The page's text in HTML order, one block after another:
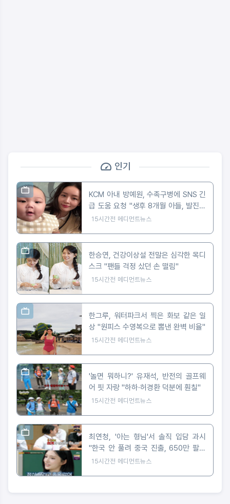
인기
KCM 아내 방예원, 수족구병에 SNS 긴
급 도움 요청 "생후 8개월 아들, 발진에
마음 아파"
15시간전 메디먼트뉴스
한승연, 건강이상설 전말은 심각한 목디
스크 "팬들 걱정 샀던 손 떨림"
15시간전 메디먼트뉴스
한그루, 워터파크서 찍은 화보 같은 일
상 "원피스 수영복으로 뽐낸 완벽 비율"
15시간전 메디먼트뉴스
'놀면 뭐하니?' 유재석, 반전의 골프웨
어 핏 자랑 "하하·허경환 덕분에 훤칠"
15시간전 메디먼트뉴스
최연청, '아는 형님'서 솔직 입담 과시
"한국 안 풀려 중국 진출, 650만 팔로
워 대박"
15시간전 메디먼트뉴스